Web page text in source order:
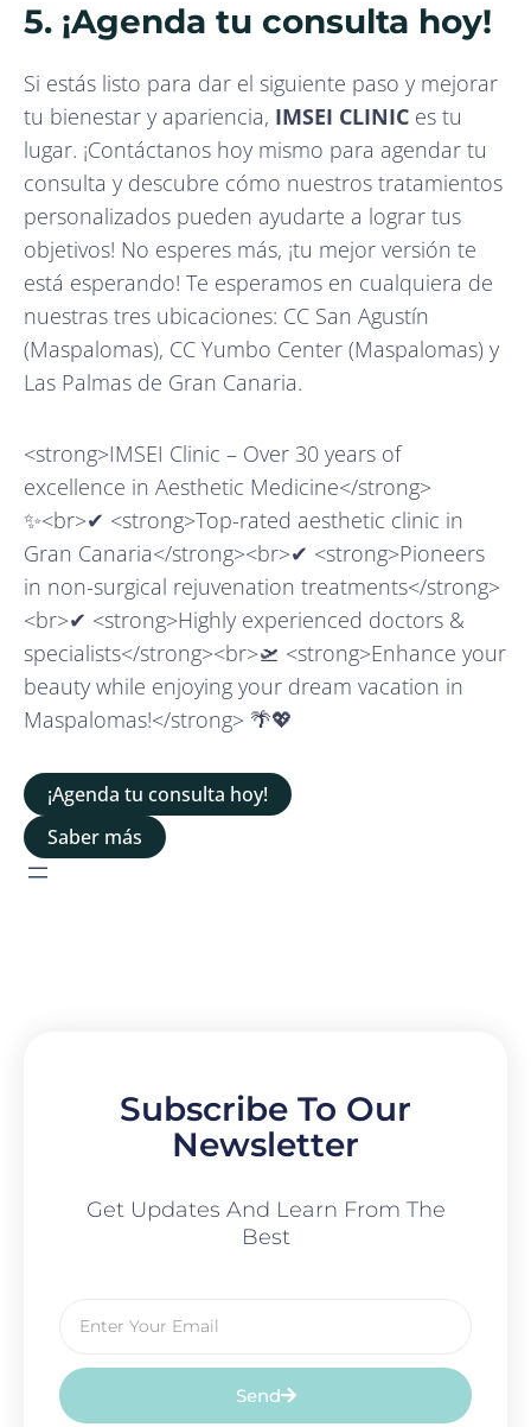
5. ¡Agenda tu consulta hoy!
Si estás listo para dar el siguiente paso y mejorar
tu bienestar y apariencia, IMSEI CLINIC es tu
lugar. ¡Contáctanos hoy mismo para agendar tu
consulta y descubre cómo nuestros tratamientos
personalizados pueden ayudarte a lograr tus
objetivos! No esperes más, ¡tu mejor versión te
está esperando! Te esperamos en cualquiera de
nuestras tres ubicaciones: CC San Agustín
(Maspalomas), CC Yumbo Center (Maspalomas) y
Las Palmas de Gran Canaria.
<strong>IMSEI Clinic – Over 30 years of
excellence in Aesthetic Medicine</strong>
✨<br>✔ <strong>Top-rated aesthetic clinic in
Gran Canaria</strong><br>✔ <strong>Pioneers
in non-surgical rejuvenation treatments</strong>
<br>✔ <strong>Highly experienced doctors &
specialists</strong><br>🛫 <strong>Enhance your
beauty while enjoying your dream vacation in
Maspalomas!</strong> 🌴💖
¡Agenda tu consulta hoy!
Saber más
Subscribe To Our
Newsletter
Get Updates And Learn From The
Best
Send